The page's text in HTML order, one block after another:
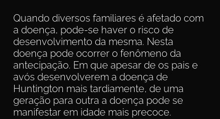
Quando diversos familiares é afetado com
a doença, pode-se haver o risco de
desenvolvimento da mesma. Nesta
doença pode ocorrer o fenômeno da
antecipação. Em que apesar de os pais e
avós desenvolverem a doença de
Huntington mais tardiamente, de uma
geração para outra a doença pode se
manifestar em idade mais precoce.